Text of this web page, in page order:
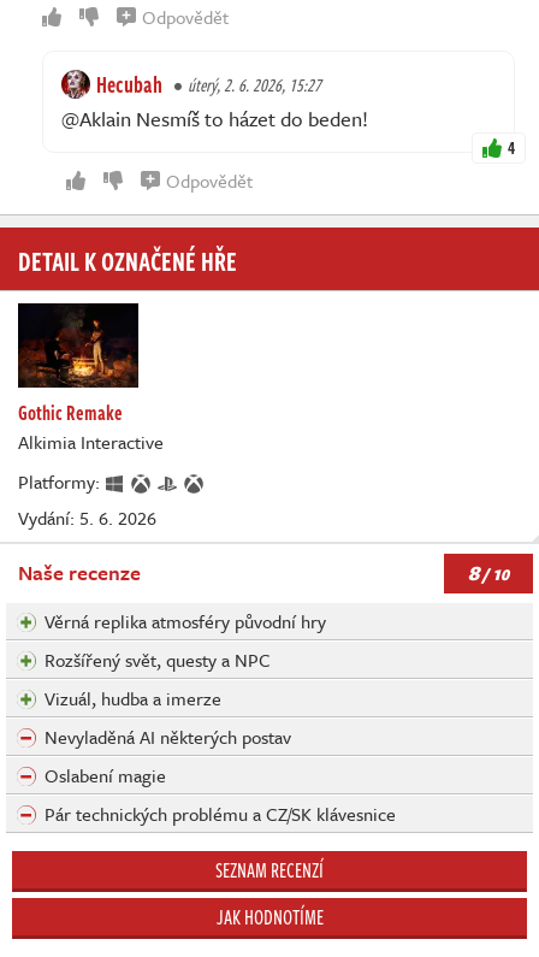
Odpovědět
Hecubah úterý, 2. 6. 2026, 15:27
@Aklain Nesmíš to házet do beden!
4
Odpovědět
DETAIL K OZNAČENÉ HŘE
Gothic Remake
Alkimia Interactive
Platformy:
Vydání: 5. 6. 2026
Naše recenze 8/ 10
Věrná replika atmosféry původní hry
Rozšířený svět, questy a NPC
Vizuál, hudba a imerze
Nevyladěná AI některých postav
Oslabení magie
Pár technických problému a CZ/SK klávesnice
SEZNAM RECENZÍ
JAK HODNOTÍME